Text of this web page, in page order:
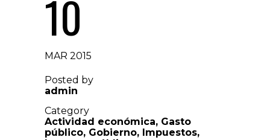
10
MAR 2015
Posted by
admin
Category
Actividad económica, Gasto
público, Gobierno, Impuestos,